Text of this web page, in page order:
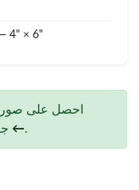
4" × 6"
احصل على
إنشاء صورتي ←.